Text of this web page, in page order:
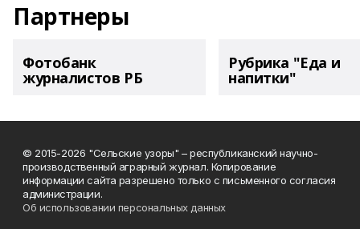
Партнеры
Фотобанк
журналистов РБ
Рубрика "Еда и
напитки"
© 2015-2026 "Сельские узоры" – республиканский научно-
производственный аграрный журнал. Копирование
информации сайта разрешено только с письменного согласия
администрации.
Об использовании персональных данных